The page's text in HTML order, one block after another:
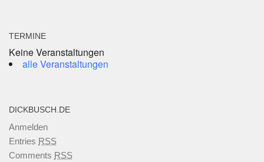
TERMINE
Keine Veranstaltungen
alle Veranstaltungen
DICKBUSCH.DE
Anmelden
Entries RSS
Comments RSS